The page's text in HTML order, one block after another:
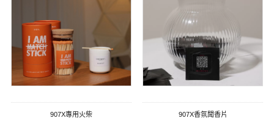
907X專用火柴 907X香氛聞香片